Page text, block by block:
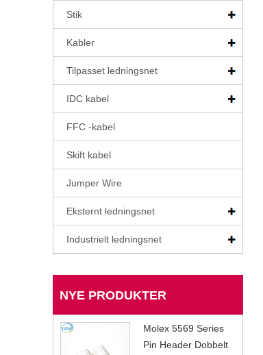
Stik
Kabler
Tilpasset ledningsnet
IDC kabel
FFC -kabel
Skift kabel
Jumper Wire
Eksternt ledningsnet
Industrielt ledningsnet
NYE PRODUKTER
Molex 5569 Series
Pin Header Dobbelt